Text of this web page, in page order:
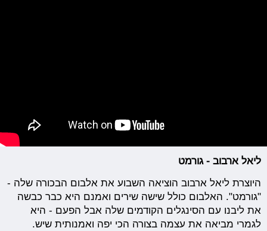
ליאל ארבוב - גורמט
היוצרת ליאל ארבוב הוציאה השבוע את אלבום הבכורה שלה -
"גורמט". האלבום כולל שישה שירים ואמנם היא כבר כבשה
את ליבנו עם הסינגלים הקודמים שלה אבל הפעם - היא
לגמרי מביאה את עצמה בצורה הכי יפה ואמנותית שיש.